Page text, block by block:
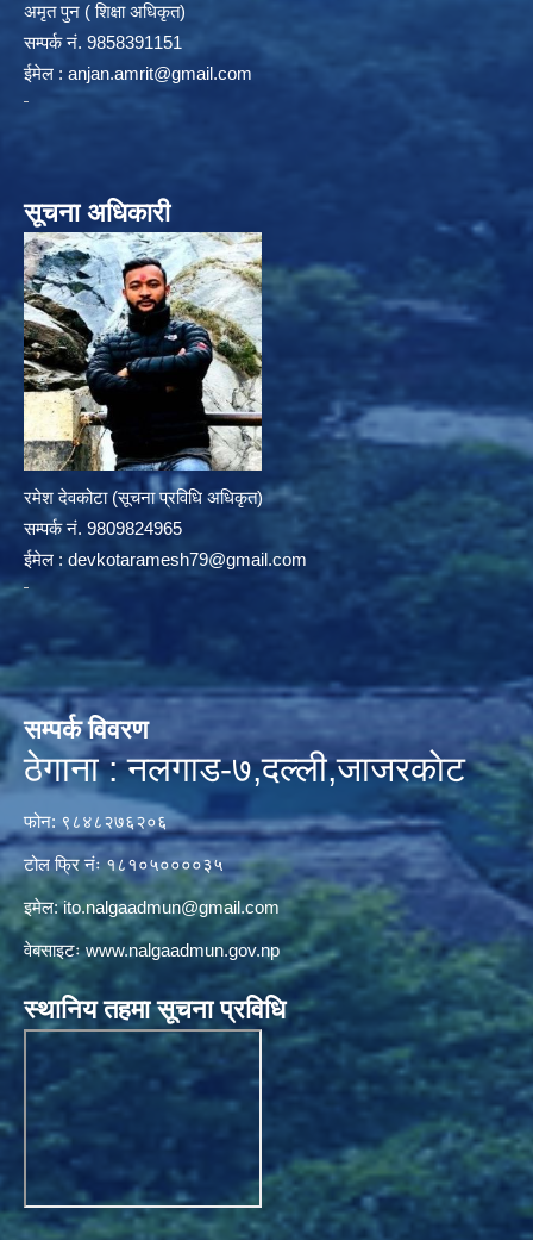
अमृत पुन ( शिक्षा अधिकृत)
सम्पर्क न‌ं. 9858391151
ईमेल : anjan.amrit@gmail.com
सूचना अधिकारी
रमेश देवकोटा (सूचना प्रविधि अधिकृत)
सम्पर्क न‌ं. 9809824965
ईमेल : devkotaramesh79@gmail.com
सम्पर्क विवरण
ठेगाना : नलगाड-७,दल्ली,जाजरकाेट
फोन: ९८४८२७६२०६
टोल फ्रि नंः १८१०५००००३५
इमेल:ito.nalgaadmun@gmail.com
वेबसाइटःwww.nalgaadmun.gov.np
स्थानिय तहमा सूचना प्रविधि